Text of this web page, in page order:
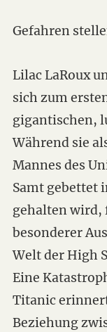
Gefahren
Lilac LaRoux
sich zum
gigantischen,
Während sie
Mannes des
Samt gebettet
gehalten wird,
besonderer
Welt der High
Eine
Titanic
Beziehung